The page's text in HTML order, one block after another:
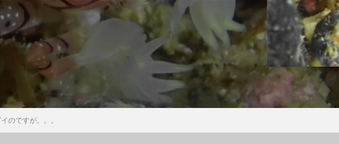
のですが。。。
イ幼魚
コウイカ コウイカの仲間 コウリンハナダイ
コウワンテグリ
コクテンフグ コケリンドウ コニワハンミョウ
ゴマフビロードウミウシ
コンシボリガイ ご家族 サークル サイクリング
サガミリュウグウウミウシ
シ
サザナミフグ サフランイロウミウシ サメ サヨリの群れ
サルトリイバラ
ジオツアー ジオパーク シカマガの滝 シテンヤッコ
ジビエ
ウミウシ
シャーク シュノーケリングツアー シュノーケリング体験
シュノーケル